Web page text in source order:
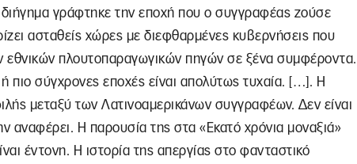
διήγημα γράφτηκε την εποχή που ο συγγραφέας ζούσε
ασταθείς χώρες με διεφθαρμένες κυβερνήσεις που
εθνικών πλουτοπαραγωγικών πηγών σε ξένα συμφέροντα.
πιο σύγχρονες εποχές είναι απολύτως τυχαία. […]. Η
μεταξύ των Λατινοαμερικάνων συγγραφέων. Δεν είναι
Η παρουσία της στα «Εκατό χρόνια μοναξιά»
έντονη. Η ιστορία της απεργίας στο φανταστικό